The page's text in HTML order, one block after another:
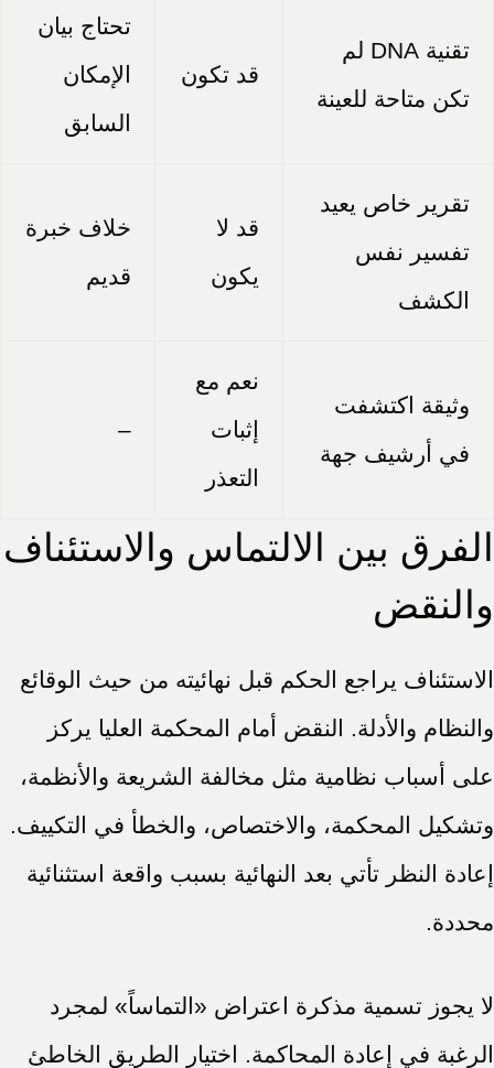
تقنية DNA لم
تكن متاحة للعينة
قد تكون
تحتاج بيان
الإمكان
السابق
تقرير خاص يعيد
تفسير نفس
الكشف
قد لا
يكون
خلاف خبرة
قديم
وثيقة اكتشفت
في أرشيف جهة
نعم مع
إثبات
التعذر
–
الفرق بين الالتماس والاستئناف
والنقض
الاستئناف يراجع الحكم قبل نهائيته من حيث الوقائع
والنظام والأدلة. النقض أمام المحكمة العليا يركز
على أسباب نظامية مثل مخالفة الشريعة والأنظمة،
وتشكيل المحكمة، والاختصاص، والخطأ في التكييف.
إعادة النظر تأتي بعد النهائية بسبب واقعة استثنائية
محددة.
لا يجوز تسمية مذكرة اعتراض «التماساً» لمجرد
الرغبة في إعادة المحاكمة. اختيار الطريق الخاطئ